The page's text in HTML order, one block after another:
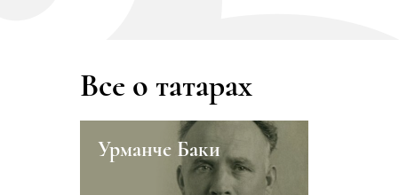
Все о татарах
Урманче Баки